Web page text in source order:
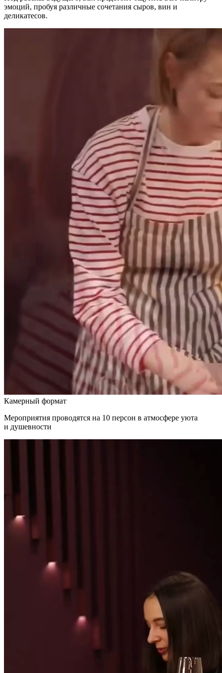
эмоций, пробуя различные сочетания сыров, вин и
деликатесов.
Камерный формат
Мероприятия проводятся на 10 персон в атмосфере уюта
и душевности